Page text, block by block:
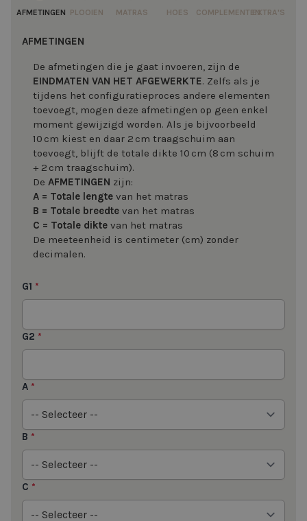
AFMETINGEN PLOOIEN MATRAS HOES COMPLEMENTENEXTRA'S
AFMETINGEN
De afmetingen die je gaat invoeren, zijn de
EINDMATEN VAN HET AFGEWERKTE. Zelfs als je
tijdens het configuratieproces andere elementen
toevoegt, mogen deze afmetingen op geen enkel
moment gewijzigd worden. Als je bijvoorbeeld
10 cm kiest en daar 2 cm traagschuim aan
toevoegt, blijft de totale dikte 10 cm (8 cm schuim
+ 2 cm traagschuim).
De AFMETINGEN zijn:
A = Totale lengte van het matras
B = Totale breedte van het matras
C = Totale dikte van het matras
De meeteenheid is centimeter (cm) zonder
decimalen.
A *
B *
C *
G1 *
G2 *